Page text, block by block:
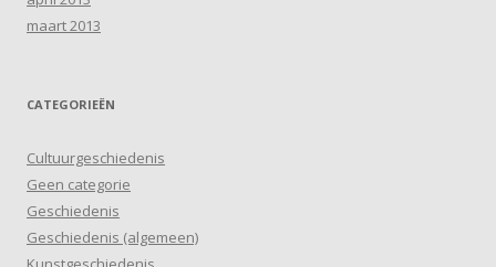
maart 2013
CATEGORIEËN
Cultuurgeschiedenis
Geen categorie
Geschiedenis
Geschiedenis (algemeen)